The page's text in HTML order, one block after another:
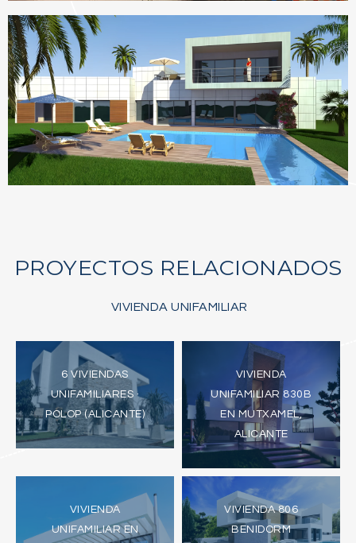
PROYECTOS RELACIONADOS
VIVIENDA UNIFAMILIAR
6 VIVIENDAS
UNIFAMILIARES ·
POLOP (ALICANTE)
VIVIENDA
UNIFAMILIAR 830B
EN MUTXAMEL,
ALICANTE
VIVIENDA
UNIFAMILIAR EN
VIVIENDA 806
BENIDORM